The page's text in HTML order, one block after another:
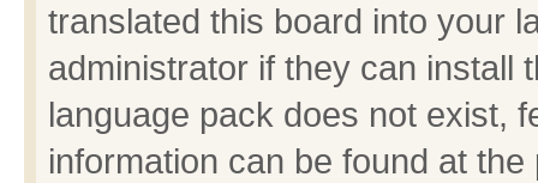
translated this board into your
administrator if they can install
language pack does not exist,
information can be found at